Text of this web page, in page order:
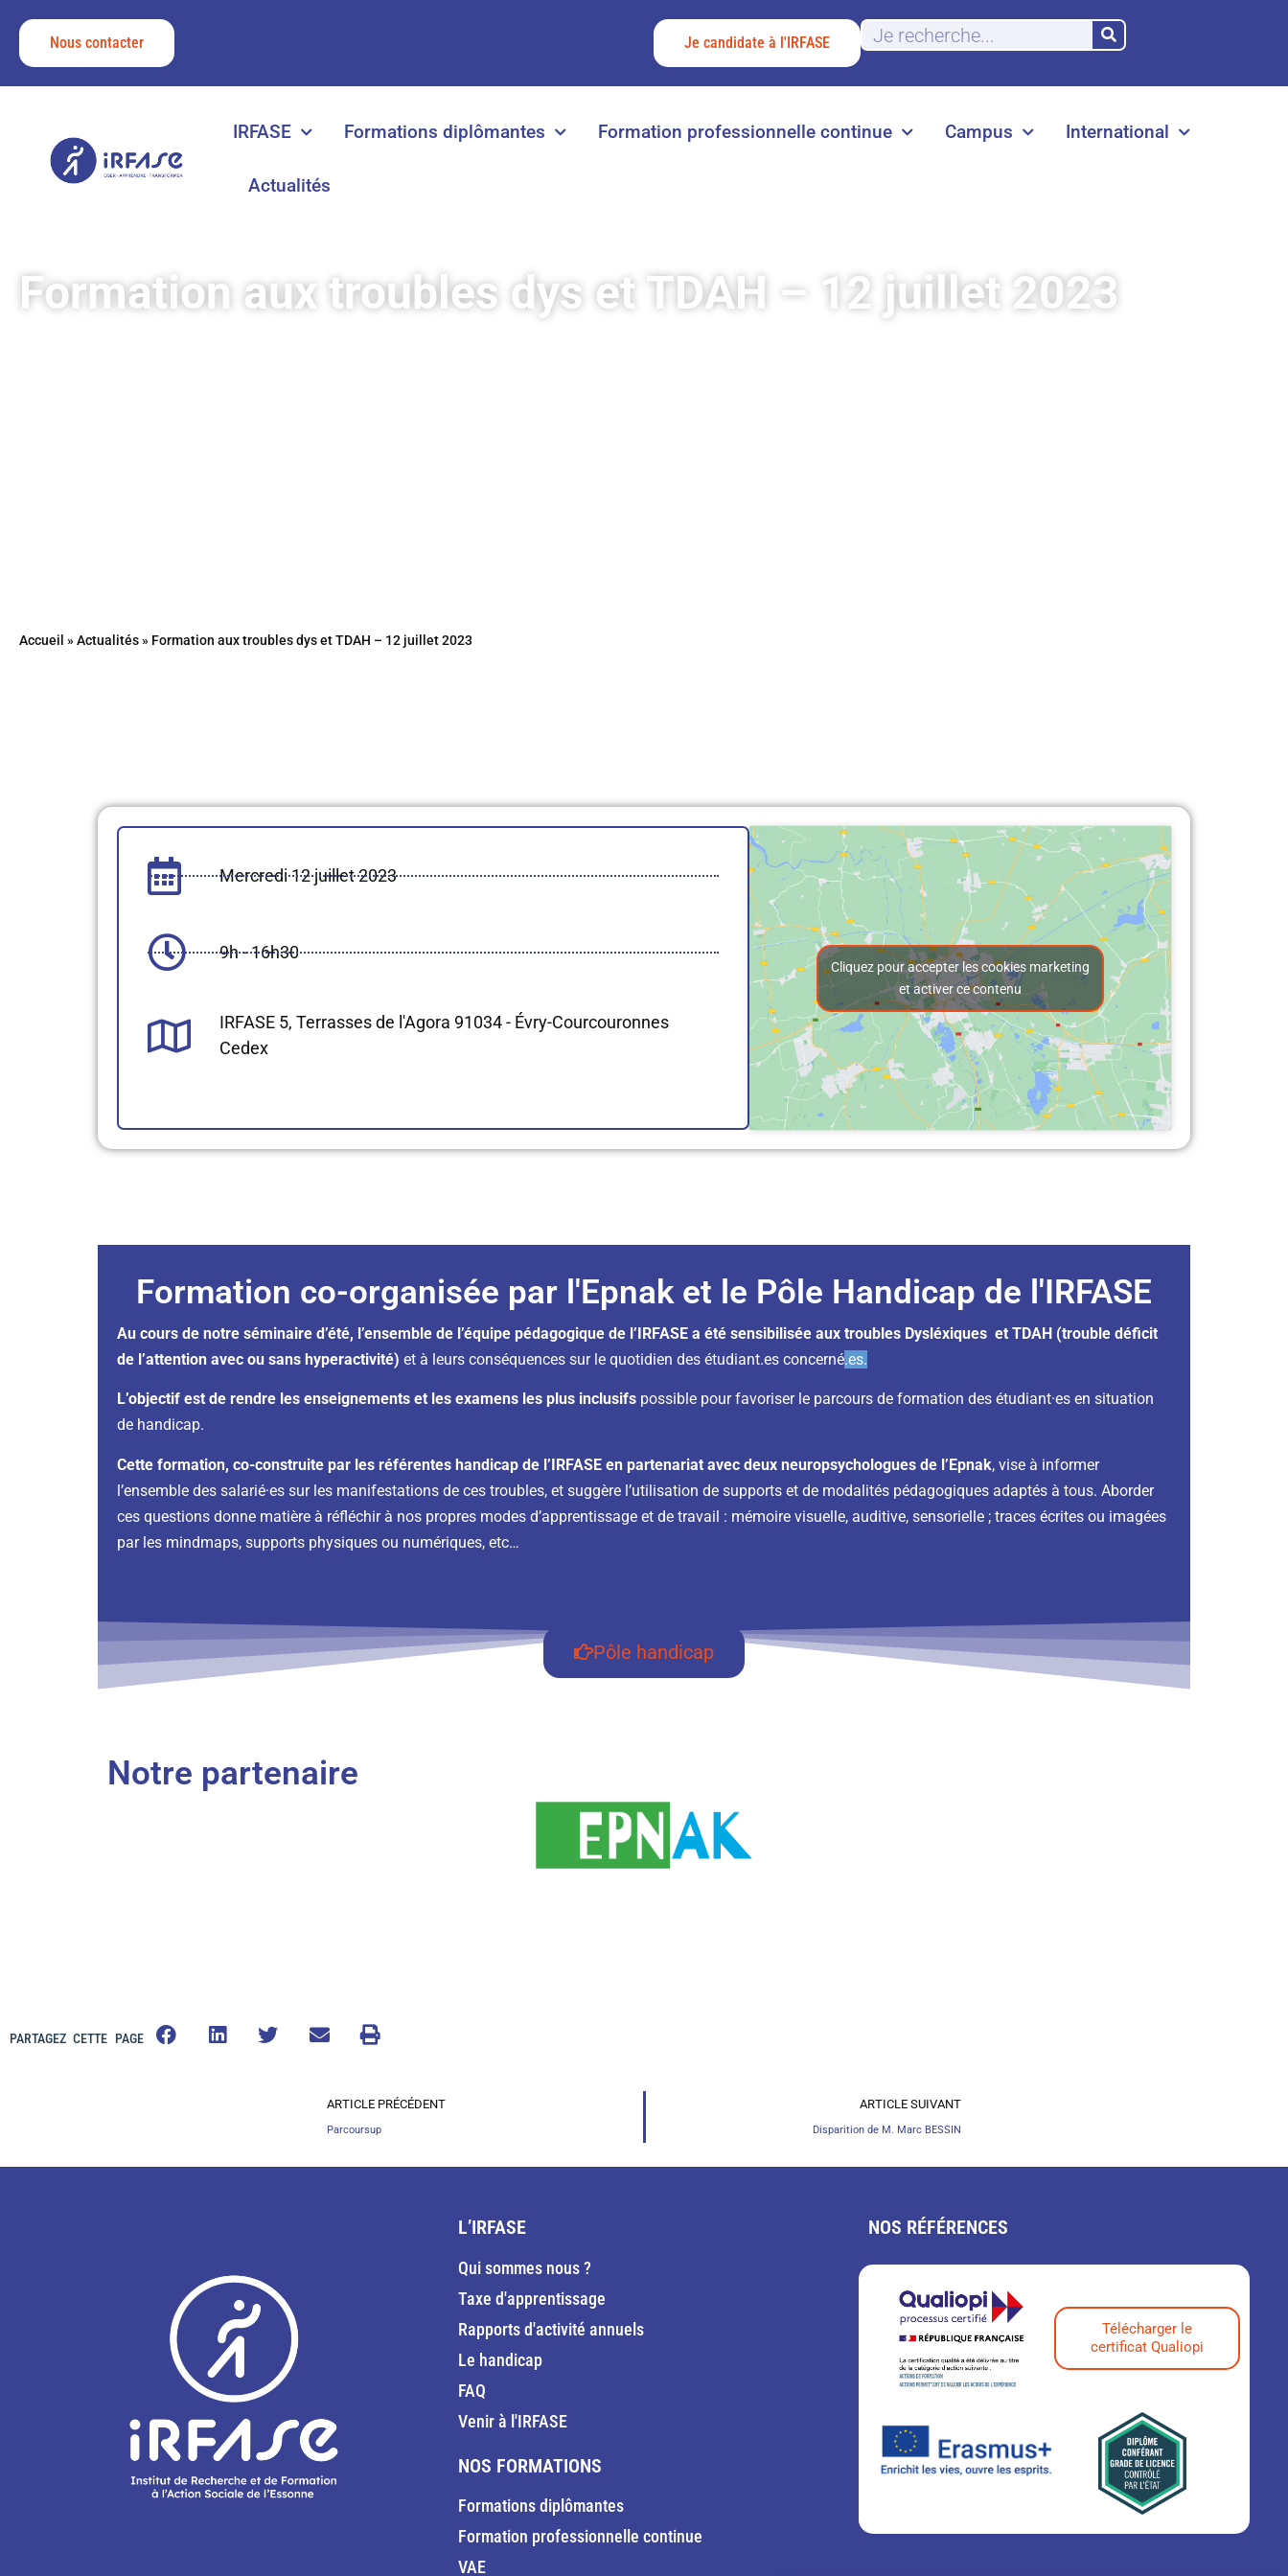
Nous contacter Je candidate à l'IRFASE
IRFASE Formations diplômantes Formation professionnelle continue Campus International
Actualités
Formation aux troubles dys et TDAH – 12 juillet 2023
Accueil »Actualités» Formation aux troubles dys et TDAH – 12 juillet 2023
Mercredi 12 juillet 2023
9h - 16h30
IRFASE 5, Terrasses de l'Agora 91034 - Évry-Courcouronnes
Cedex
Cliquez pour accepter les cookies marketing
et activer ce contenu
Formation co-organisée par l'Epnak et le Pôle Handicap de l'IRFASE
Au cours de notre séminaire d’été, l’ensemble de l’équipe pédagogique de l’IRFASE a été sensibilisée aux troubles Dysléxiques et TDAH (trouble déficit
de l’attention avec ou sans hyperactivité) et à leurs conséquences sur le quotidien des étudiant.es concerné.es.
L’objectif est de rendre les enseignements et les examens les plus inclusifs possible pour favoriser le parcours de formation des étudiant·es en situation
de handicap.
Cette formation, co-construite par les référentes handicap de l’IRFASE en partenariat avec deux neuropsychologues de l’Epnak, vise à informer
l’ensemble des salarié·es sur les manifestations de ces troubles, et suggère l’utilisation de supports et de modalités pédagogiques adaptés à tous. Aborder
ces questions donne matière à réfléchir à nos propres modes d’apprentissage et de travail : mémoire visuelle, auditive, sensorielle ; traces écrites ou imagées
par les mindmaps, supports physiques ou numériques, etc…
Pôle handicap
Notre partenaire
PARTAGEZ CETTE PAGE
ARTICLE PRÉCÉDENT
Parcoursup
ARTICLE SUIVANT
Disparition de M. Marc BESSIN
L’IRFASE
Qui sommes nous ?
Taxe d'apprentissage
Rapports d'activité annuels
Le handicap
FAQ
Venir à l'IRFASE
NOS FORMATIONS
Formations diplômantes
Formation professionnelle continue
VAE
NOS RÉFÉRENCES
Télécharger le
certificat Qualiopi